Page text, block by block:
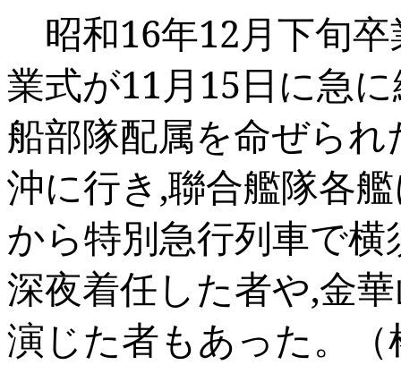
昭和16年12月下旬
業式が11月15日に急
船部隊配属を命ぜら
沖に行き ,聯合艦隊各
から特別急行列車で横
深夜着任した者や,金
演じた者もあった。